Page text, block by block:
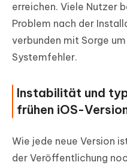
erreichen. Viele Nutzer
Problem nach der
verbunden mit Sorge
Systemfehler.
Instabilität und
frühen iOS-
Wie jede neue Version
der Veröffentlichung